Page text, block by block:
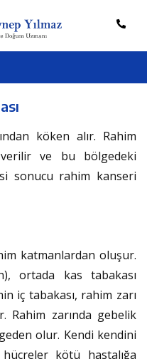
köken alır. Rahim
verilir ve bu bölgedeki
sonucu rahim kanseri
katmanlardan oluşur.
ortada kas tabakası
iç tabakası, rahim zarı
Rahim zarında gebelik
olur. Kendi kendini
kötü hastalığa